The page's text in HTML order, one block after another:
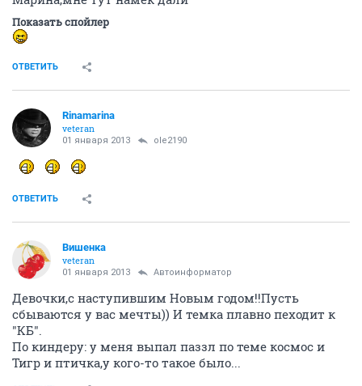
Показать спойлер
ОТВЕТИТЬ
Rinamarina
veteran
01 января 2013 ole2190
ОТВЕТИТЬ
Вишенка
veteran
01 января 2013 Автоинформатор
Девочки,с наступившим Новым годом!!Пусть
сбываются у вас мечты)) И темка плавно пеходит к
"КБ".
По киндеру: у меня выпал паззл по теме космос и
Тигр и птичка,у кого-то такое было...